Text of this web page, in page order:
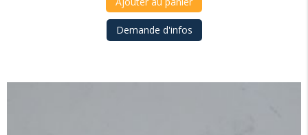
Demande d'infos